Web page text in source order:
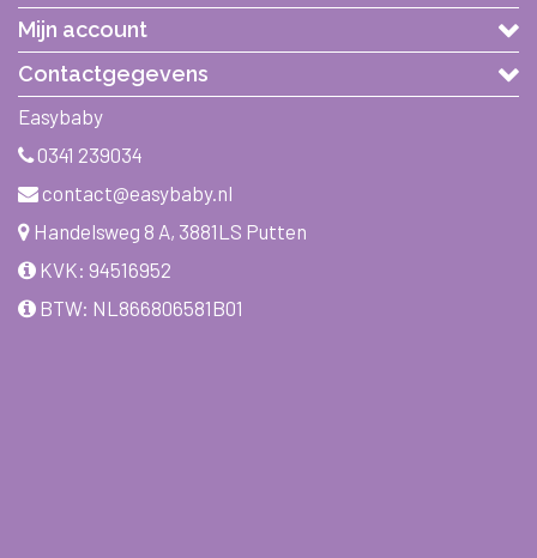
Mijn account
Contactgegevens
Easybaby
0341 239034
contact@easybaby.nl
Handelsweg 8 A, 3881LS Putten
KVK: 94516952
BTW: NL866806581B01